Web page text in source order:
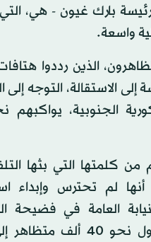
بارك غيون - هي،
واسعة.
الذين رددوا
إلى الاستقالة، التوجه إلى
الجنوبية،
من كلمتها التي بثها
أنها لم تحترس وإبداء
العامة في فضيحة
المتوقع نزول نحو 40